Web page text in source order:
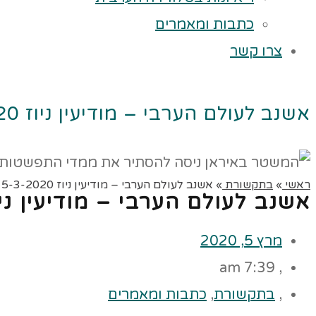
כתבות ומאמרים
צרו קשר
אשנב לעולם הערבי – מודיעין ניוז 5-3-2020
ראשי » בתקשורת » אשנב לעולם הערבי – מודיעין ניוז 5-3-2020
אשנב לעולם הערבי – מודיעין ניוז 5-3-
מרץ 5, 2020
,
7:39 am
, בתקשורת, כתבות ומאמרים